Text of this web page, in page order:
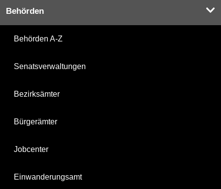
Behörden
Behörden A-Z
Senatsverwaltungen
Bezirksämter
Bürgerämter
Jobcenter
Einwanderungsamt